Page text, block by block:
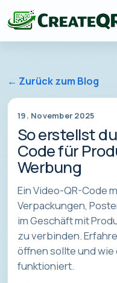
← Zurück zum Blog
19. November 2025
So erstellst
Code für
Werbung
Ein Video-QR-Code
Verpackungen,
im Geschäft mit
zu verbinden.
öffnen sollte und
funktioniert.